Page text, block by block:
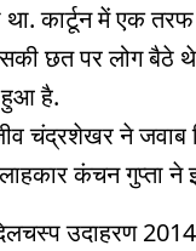
था. कार्टून में एक
छत पर लोग बैठे
हुआ है.
चंद्रशेखर ने जवाब
कंचन गुप्ता ने
उदाहरण 2014